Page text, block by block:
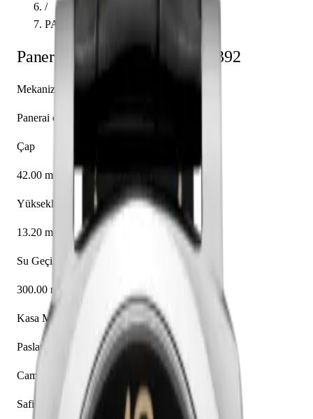
/
PAM01392
Panerai Luminor 1950 PAM01392
Mekanizma
Panerai caliber P.9010
Çap
42.00 mm
Yükseklik
13.20 mm
Su Geçirmezlik
300.00 m
Kasa Malzemesi
Paslanmaz Çelik
Cam
Safir